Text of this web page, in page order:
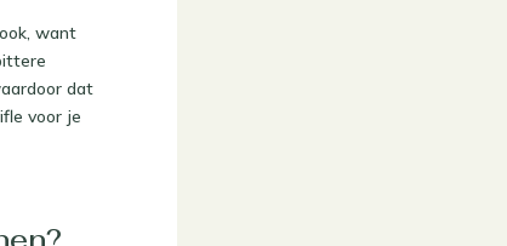
want
dat
voor je